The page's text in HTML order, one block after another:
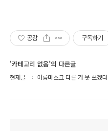
공감 구독하기
'카테고리 없음'의 다른글
현재글 여름마스크 다른 거 못 쓰겠다